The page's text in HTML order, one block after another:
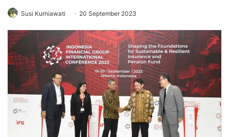
Susi Kurniawati 20 September 2023